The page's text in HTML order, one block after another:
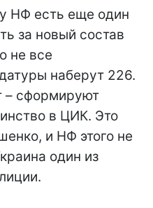
НФ есть еще один
за новый состав
не все
наберут 226.
– сформируют
в ЦИК. Это
и НФ этого не
один из